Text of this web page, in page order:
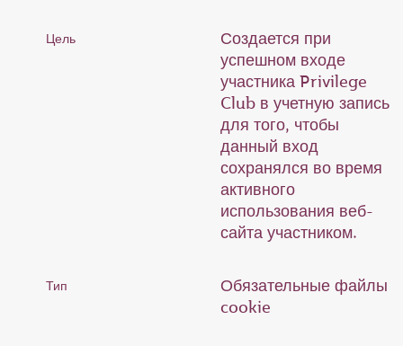
Создается при
успешном входе
участника Privilege
Club в учетную запись
для того, чтобы
данный вход
сохранялся во время
активного
использования веб-
сайта участником.
Обязательные файлы
cookie